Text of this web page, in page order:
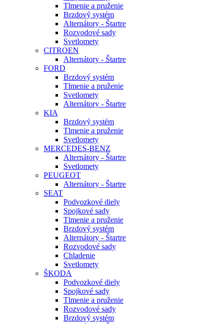
Tlmenie a pruženie
Brzdový systém
Alternátory - Štartre
Rozvodové sady
Svetlomety
CITROEN
Alternátory - Štartre
FORD
Brzdový systém
Tlmenie a pruženie
Svetlomety
Alternátory - Štartre
KIA
Brzdový systém
Tlmenie a pruženie
Svetlomety
MERCEDES-BENZ
Alternátory - Štartre
Svetlomety
PEUGEOT
Alternátory - Štartre
SEAT
Podvozkové diely
Spojkové sady
Tlmenie a pruženie
Brzdový systém
Alternátory - Štartre
Rozvodové sady
Chladenie
Svetlomety
ŠKODA
Podvozkové diely
Spojkové sady
Tlmenie a pruženie
Rozvodové sady
Brzdový systém